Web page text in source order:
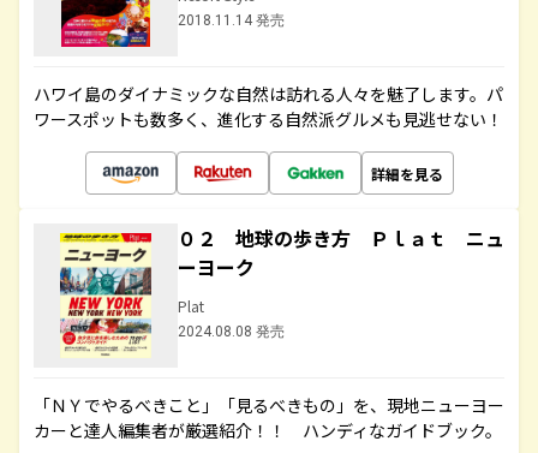
2018.11.14 発売
ハワイ島のダイナミックな自然は訪れる人々を魅了します。パ
ワースポットも数多く、進化する自然派グルメも見逃せない！
詳細を見る
０２ 地球の歩き方 Ｐｌａｔ ニュ
ーヨーク
Plat
2024.08.08 発売
「ＮＹでやるべきこと」「見るべきもの」を、現地ニューヨー
カーと達人編集者が厳選紹介！！ ハンディなガイドブック。